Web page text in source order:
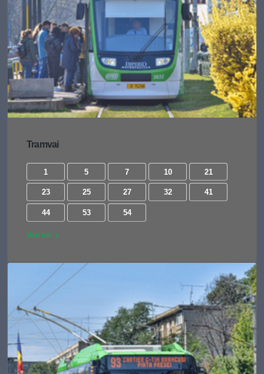
Tramvai
1 5 7 10 21
23 25 27 32 41
44 53 54
Vezi tot